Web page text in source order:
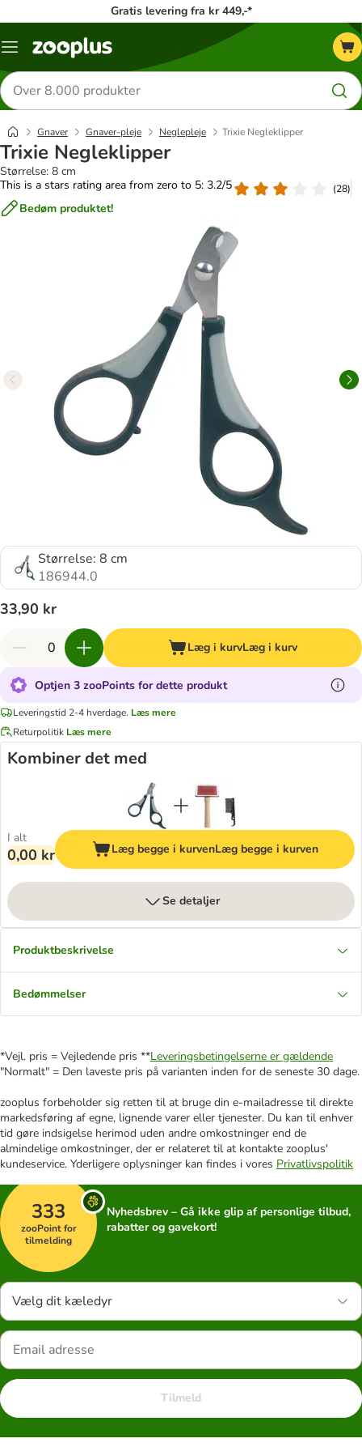
Gratis levering fra kr 449,-*
Menu
Søg
efter
produkter
Gnaver Gnaver-pleje Neglepleje Trixie Negleklipper
Trixie Negleklipper
Størrelse: 8 cm
This is a stars rating area from zero to 5: 3.2/5
(28)
Bedøm produktet!
Størrelse: 8 cm
186944.0
33,90 kr
Læg i kurvLæg i kurv
Optjen 3 zooPoints for dette produkt
Leveringstid 2-4 hverdage. Læs mere
Returpolitik Læs mere
Kombiner det med
I alt
0,00 kr Læg begge i kurvenLæg begge i kurven
Se detaljer
Produktbeskrivelse
Bedømmelser
*Vejl. pris = Vejledende pris **Leveringsbetingelserne er gældende
"Normalt" = Den laveste pris på varianten inden for de seneste 30 dage.
zooplus forbeholder sig retten til at bruge din e-mailadresse til direkte
markedsføring af egne, lignende varer eller tjenester. Du kan til enhver
tid gøre indsigelse herimod uden andre omkostninger end de
almindelige omkostninger, der er relateret til at kontakte zooplus'
kundeservice. Yderligere oplysninger kan findes i vores Privatlivspolitik
333
zooPoint for
tilmelding
Nyhedsbrev – Gå ikke glip af personlige tilbud,
rabatter og gavekort!
Vælg dit kæledyr
Tilmeld